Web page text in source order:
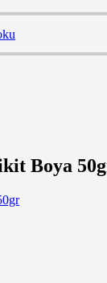
Boya